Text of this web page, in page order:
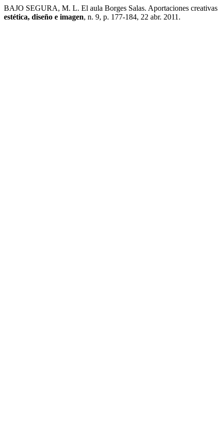
BAJO SEGURA, M. L. El aula Borges Salas. Aportaciones
estética, diseño e imagen, n. 9, p. 177-184, 22 abr. 2011.